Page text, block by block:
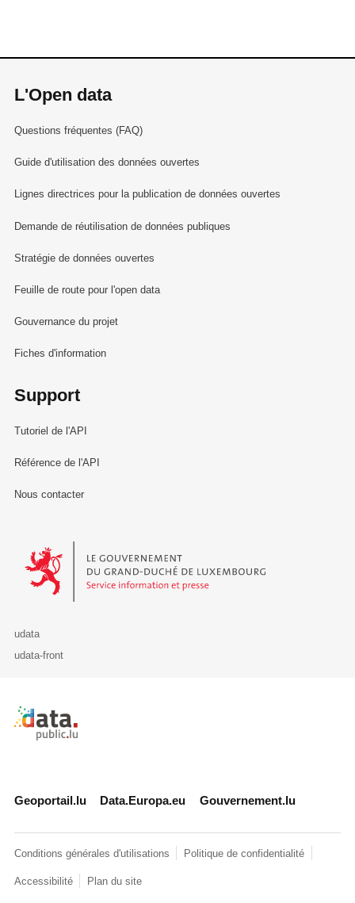
L'Open data
Questions fréquentes (FAQ)
Guide d'utilisation des données ouvertes
Lignes directrices pour la publication de données ouvertes
Demande de réutilisation de données publiques
Stratégie de données ouvertes
Feuille de route pour l'open data
Gouvernance du projet
Fiches d'information
Support
Tutoriel de l'API
Référence de l'API
Nous contacter
Le Gouvernement du Grand-Duché de Luxembourg - Service
udata
udata-front
Retour à l'accueil de data.public.lu
Geoportail.lu Data.Europa.eu Gouvernement.lu
Conditions générales d'utilisations Politique de confidentialité
Accessibilité Plan du site